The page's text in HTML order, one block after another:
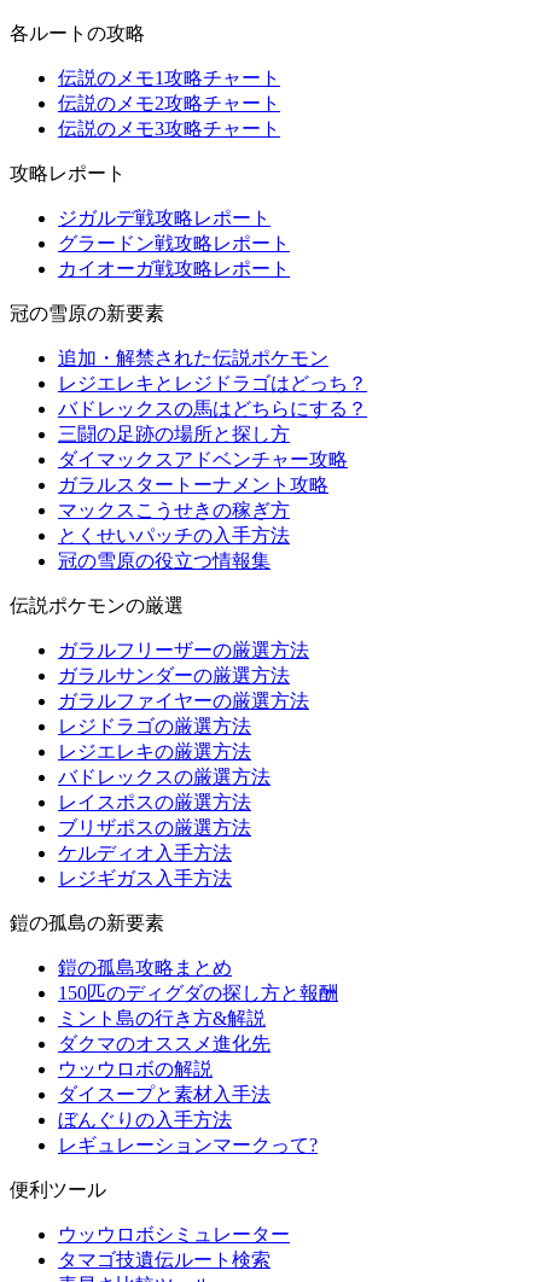
各ルートの攻略
伝説のメモ1攻略チャート
伝説のメモ2攻略チャート
伝説のメモ3攻略チャート
攻略レポート
ジガルデ戦攻略レポート
グラードン戦攻略レポート
カイオーガ戦攻略レポート
冠の雪原の新要素
追加・解禁された伝説ポケモン
レジエレキとレジドラゴはどっち？
バドレックスの馬はどちらにする？
三闘の足跡の場所と探し方
ダイマックスアドベンチャー攻略
ガラルスタートーナメント攻略
マックスこうせきの稼ぎ方
とくせいパッチの入手方法
冠の雪原の役立つ情報集
伝説ポケモンの厳選
ガラルフリーザーの厳選方法
ガラルサンダーの厳選方法
ガラルファイヤーの厳選方法
レジドラゴの厳選方法
レジエレキの厳選方法
バドレックスの厳選方法
レイスポスの厳選方法
ブリザポスの厳選方法
ケルディオ入手方法
レジギガス入手方法
鎧の孤島の新要素
鎧の孤島攻略まとめ
150匹のディグダの探し方と報酬
ミント島の行き方&解説
ダクマのオススメ進化先
ウッウロボの解説
ダイスープと素材入手法
ぼんぐりの入手方法
レギュレーションマークって?
便利ツール
ウッウロボシミュレーター
タマゴ技遺伝ルート検索